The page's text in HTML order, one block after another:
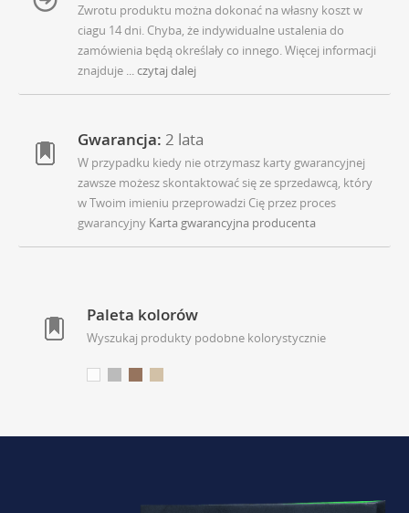
Zwrotu produktu można dokonać na własny koszt w
ciagu 14 dni. Chyba, że indywidualne ustalenia do
zamówienia będą określały co innego. Więcej informacji
znajduje ... czytaj dalej
Gwarancja: 2 lata
W przypadku kiedy nie otrzymasz karty gwarancyjnej
zawsze możesz skontaktować się ze sprzedawcą, który
w Twoim imieniu przeprowadzi Cię przez proces
gwarancyjny Karta gwarancyjna producenta
Paleta kolorów
Wyszukaj produkty podobne kolorystycznie